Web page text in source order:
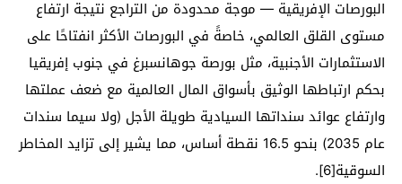
البورصات الإفريقية — موجة محدودة من التراجع نتيجة ارتفاع
مستوى القلق العالمي، خاصةً في البورصات الأكثر انفتاحًا على
الاستثمارات الأجنبية، مثل بورصة جوهانسبرغ في جنوب إفريقيا
بحكم ارتباطها الوثيق بأسواق المال العالمية مع ضعف عملتها
وارتفاع عوائد سنداتها السيادية طويلة الأجل (ولا سيما سندات
عام 2035) بنحو 16.5 نقطة أساس، مما يشير إلى تزايد المخاطر
السوقية[6].